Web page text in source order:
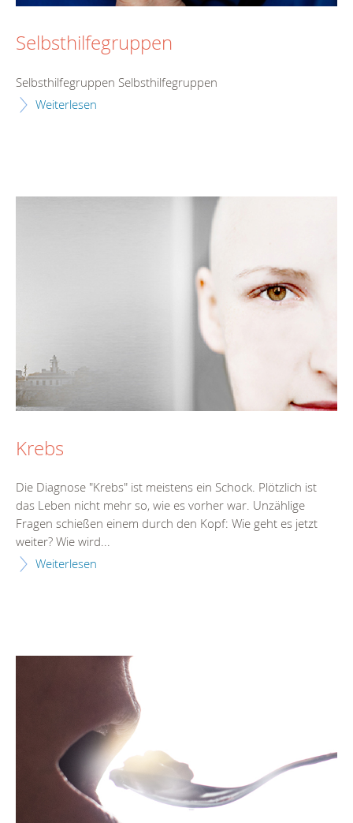
Selbsthilfegruppen
Selbsthilfegruppen Selbsthilfegruppen
Weiterlesen
Krebs
Die Diagnose "Krebs" ist meistens ein Schock. Plötzlich ist
das Leben nicht mehr so, wie es vorher war. Unzählige
Fragen schießen einem durch den Kopf: Wie geht es jetzt
weiter? Wie wird...
Weiterlesen